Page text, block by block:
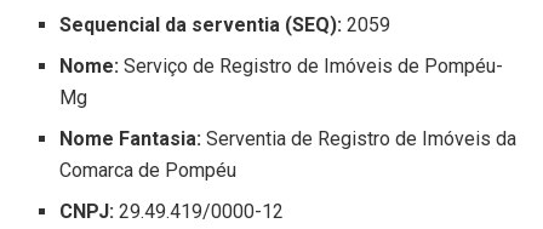
Sequencial da serventia (SEQ): 2059
Nome: Serviço de Registro de Imóveis de Pompéu-
Mg
Nome Fantasia: Serventia de Registro de Imóveis da
Comarca de Pompéu
CNPJ: 29.49.419/0000-12